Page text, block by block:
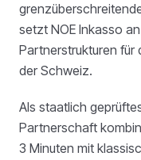
setzt NOE Inkasso
Partnerstrukturen für
der Schweiz.
Als staatlich
Partnerschaft
3 Minuten mit